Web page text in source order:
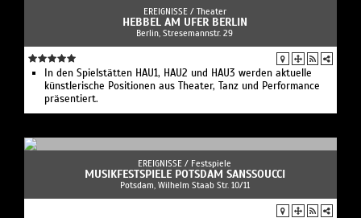
EREIGNISSE / Theater
HEBBEL AM UFER BERLIN
Berlin, Stresemannstr. 29
In den Spielstätten HAU1, HAU2 und HAU3 werden aktuelle
künstlerische Positionen aus Theater, Tanz und Performance
präsentiert.
EREIGNISSE / Festspiele
MUSIKFESTSPIELE POTSDAM SANSSOUCCI
Potsdam, Wilhelm Staab Str. 10/11